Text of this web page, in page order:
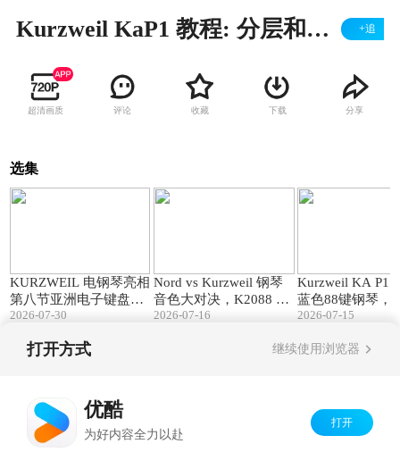
Kurzweil KaP1 教程: 分层和分割 +追
超清画质 评论 收藏 下载 分享
选集
KURZWEIL 电钢琴亮相
第八节亚洲电子键盘音
乐节!
2026-07-30
Nord vs Kurzweil 钢琴
音色大对决，K2088 K2
061 舞台电钢谁更强？
2026-07-16
Kurzweil KA P1
蓝色88键钢琴，
色双在线！
2026-07-15
打开方式 继续使用浏览器
优酷
为好内容全力以赴
打开